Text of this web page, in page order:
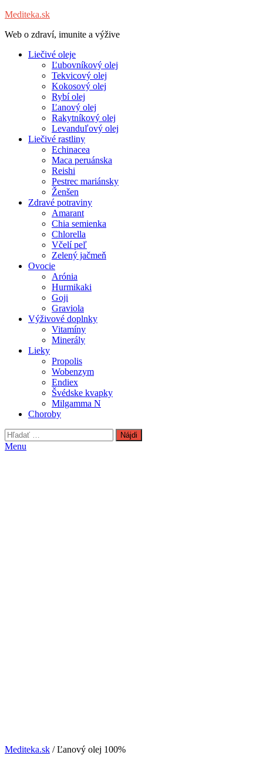
Mediteka.sk
Web o zdraví, imunite a výžive
Liečivé oleje
Ľubovníkový olej
Tekvicový olej
Kokosový olej
Rybí olej
Ľanový olej
Rakytníkový olej
Levanduľový olej
Liečivé rastliny
Echinacea
Maca peruánska
Reishi
Pestrec mariánsky
Ženšen
Zdravé potraviny
Amarant
Chia semienka
Chlorella
Včelí peľ
Zelený jačmeň
Ovocie
Arónia
Hurmikaki
Goji
Graviola
Výživové doplnky
Vitamíny
Minerály
Lieky
Propolis
Wobenzym
Endiex
Švédske kvapky
Milgamma N
Choroby
Hľadať:
Menu
Mediteka.sk / Ľanový olej 100%